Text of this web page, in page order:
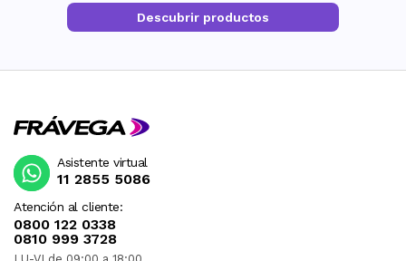
Descubrir productos
Atención al cliente:
0800 122 0338
0810 999 3728
Asistente virtual
11 2855 5086